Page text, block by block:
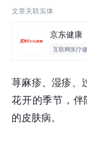
文章关联实体
京东健康
互联网医疗
荨麻疹、湿疹、
花开的季节，
的皮肤病。